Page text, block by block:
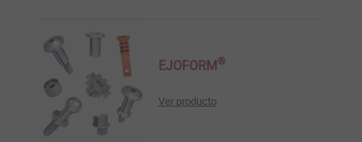
EJOFORM ®
Ver producto